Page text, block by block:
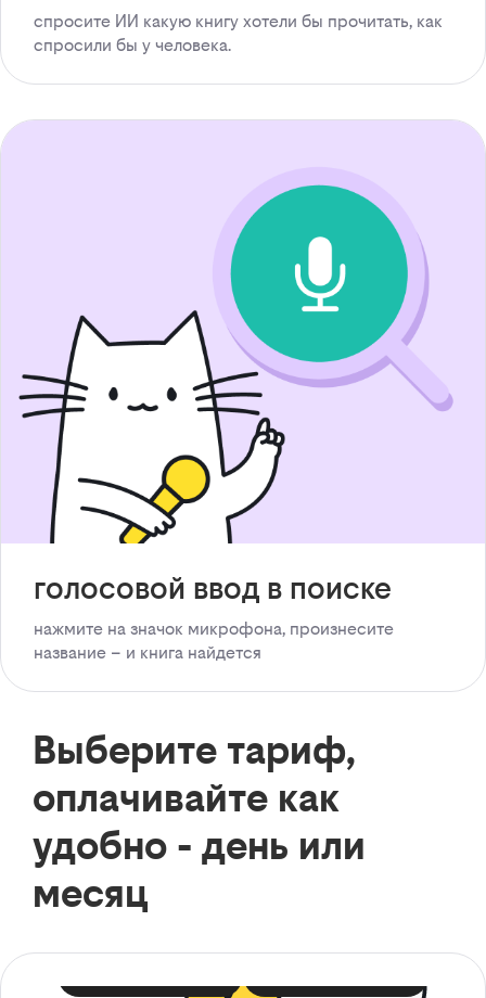
спросите ИИ какую книгу хотели бы прочитать, как
спросили бы у человека.
голосовой ввод в поиске
нажмите на значок микрофона, произнесите
название – и книга найдется
Выберите тариф,
оплачивайте как
удобно - день или
месяц